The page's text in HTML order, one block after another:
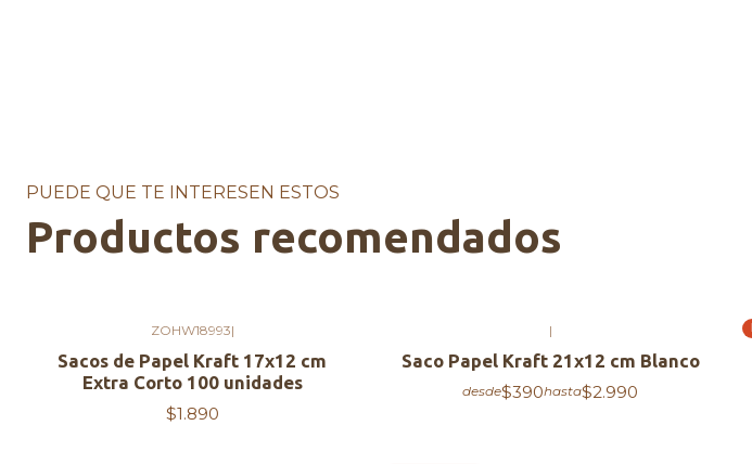
PUEDE QUE TE INTERESEN ESTOS
Productos recomendados
ZOHW18993|
Sacos de Papel Kraft 17x12 cm
Extra Corto 100 unidades
$1.890
|
Saco Papel Kraft 21x12 cm Blanco
desde$390hasta$2.990